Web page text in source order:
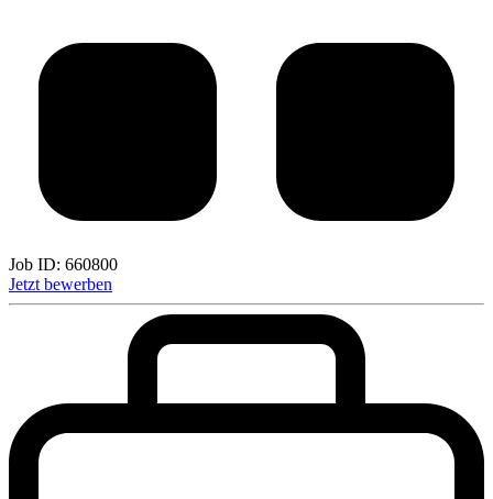
Job ID: 660800
Jetzt bewerben